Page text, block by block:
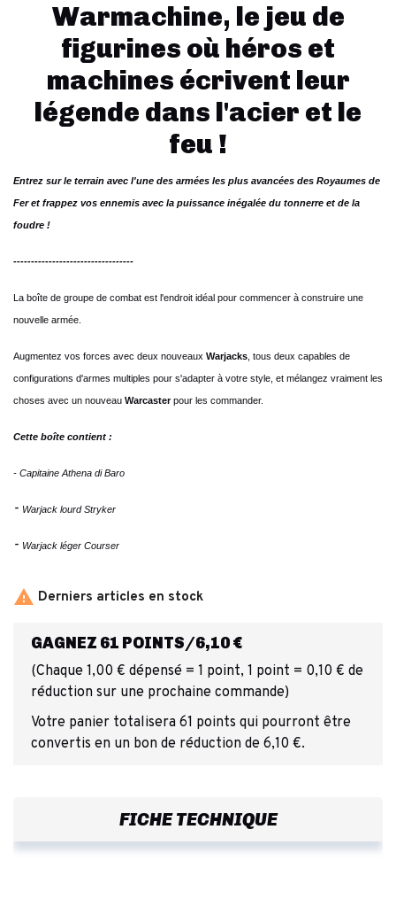
Warmachine, le jeu de
figurines où héros et
machines écrivent leur
légende dans l'acier et le
feu !
Entrez sur le terrain avec l'une des armées les plus avancées des Royaumes de
Fer et frappez vos ennemis avec la puissance inégalée du tonnerre et de la
foudre !
----------------------------------
La boîte de groupe de combat est l'endroit idéal pour commencer à construire une
nouvelle armée.
Augmentez vos forces avec deux nouveaux Warjacks , tous deux capables de
configurations d'armes multiples pour s'adapter à votre style, et mélangez vraiment les
choses avec un nouveau Warcasterpour les commander.
Cette boîte contient :
- Capitaine Athena di Baro
- Warjack lourd Stryker
- Warjack léger Courser
 Derniers articles en stock
GAGNEZ 61 POINTS/6,10 €
(Chaque 1,00 € dépensé = 1 point, 1 point = 0,10 € de
réduction sur une prochaine commande)
Votre panier totalisera 61 points qui pourront être
convertis en un bon de réduction de 6,10 €.
FICHE TECHNIQUE